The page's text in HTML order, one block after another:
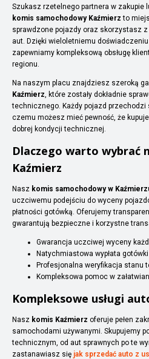
Szukasz rzetelnego partnera w zakupie
komis samochodowy Kaźmierz to
sprawdzone pojazdy oraz skorzystasz
aut. Dzięki wieloletniemu
zapewniamy kompleksową obsługę
regionu.
Na naszym placu znajdziesz szeroką
Kaźmierz, które zostały dokładnie
technicznego. Każdy pojazd przechodzi
czemu możesz mieć pewność, że
dobrej kondycji technicznej.
Dlaczego warto wybrać
Kaźmierz
Nasz komis samochodowy w
uczciwemu podejściu do wyceny
płatności gotówką. Oferujemy
gwarantują bezpieczne i korzystne
Gwarancja uczciwej wyceny
Natychmiastowa wypłata
Profesjonalna weryfikacja stanu
Kompleksowa pomoc w
Kompleksowe usługi
Nasz komis Kaźmierz oferuje pełen
samochodami używanymi. Skupujemy
technicznym, od aut sprawnych po te
zastanawiasz się jak sprzedać auto z